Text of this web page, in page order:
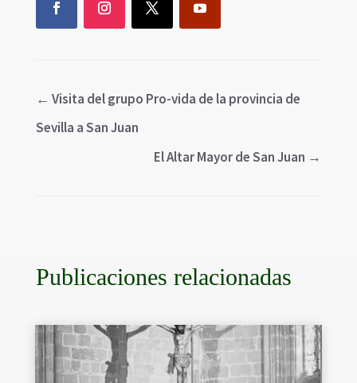
← Visita del grupo Pro-vida de la provincia de
Sevilla a San Juan
El Altar Mayor de San Juan →
Publicaciones relacionadas